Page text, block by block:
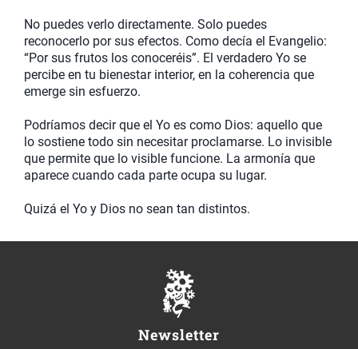
No puedes verlo directamente. Solo puedes
reconocerlo por sus efectos. Como decía el Evangelio:
“Por sus frutos los conoceréis”. El verdadero Yo se
percibe en tu bienestar interior, en la coherencia que
emerge sin esfuerzo.
Podríamos decir que el Yo es como Dios: aquello que
lo sostiene todo sin necesitar proclamarse. Lo invisible
que permite que lo visible funcione. La armonía que
aparece cuando cada parte ocupa su lugar.
Quizá el Yo y Dios no sean tan distintos.
Newsletter